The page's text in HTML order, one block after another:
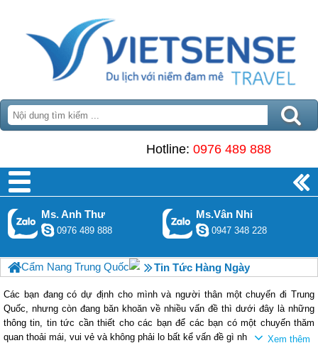
Hotline: 0976 489 888
Ms. Anh Thư
0976 489 888
Ms.Vân Nhi
0947 348 228
Cẩm Nang Trung Quốc Tin Tức Hàng Ngày
Các bạn đang có dự định cho mình và người thân một chuyến đi Trung
Quốc, nhưng còn đang băn khoăn về nhiều vấn đề thì dưới đây là những
thông tin, tin tức cần thiết cho các bạn để các bạn có một chuyến thăm
quan thoải mái, vui vẻ và không phải lo bất kể vấn đề gì nhé.